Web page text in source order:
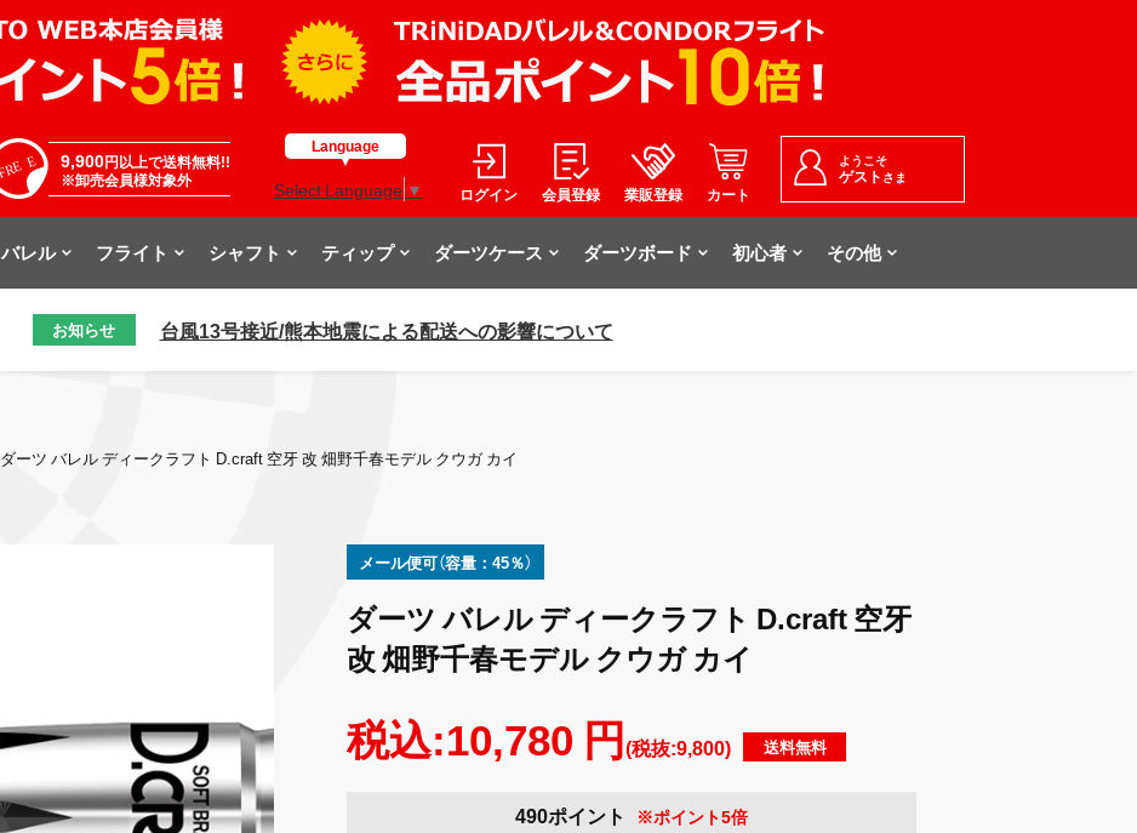
9,900円以上で送料無料!!
※卸売会員様対象外
Language
Select Language ▼ ログイン 会員登録 業販登録 カート
ようこそ
ゲスト さま
バレル フライト シャフト ティップ ダーツケース ダーツボード 初心者 その他
お知らせ 台風13号接近/熊本地震による配送への影響について
ダーツ バレル ディークラフト D.craft 空牙 改 畑野千春モデル クウガ カイ
メール便可（容量：45％）
ダーツ バレル ディークラフト D.craft 空牙
改 畑野千春モデル クウガ カイ
税込:10,780 円(税抜:9,800) 送料無料
490ポイント ※ポイント5倍